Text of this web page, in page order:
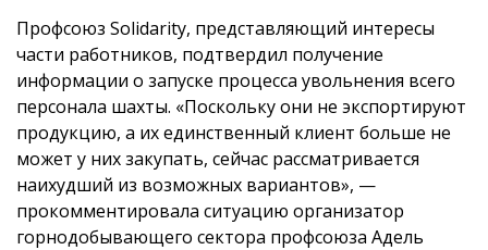
Профсоюз Solidarity, представляющий интересы
части работников, подтвердил получение
информации о запуске процесса увольнения всего
персонала шахты. «Поскольку они не экспортируют
продукцию, а их единственный клиент больше не
может у них закупать, сейчас рассматривается
наихудший из возможных вариантов», —
прокомментировала ситуацию организатор
горнодобывающего сектора профсоюза Адель